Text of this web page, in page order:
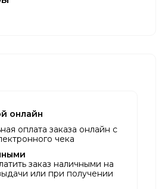
онлайн
оплата заказа онлайн с
чека
заказ наличными на
или при получении